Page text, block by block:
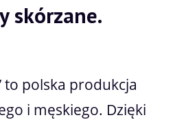
skórzane.
to polska produkcja
i męskiego. Dzięki